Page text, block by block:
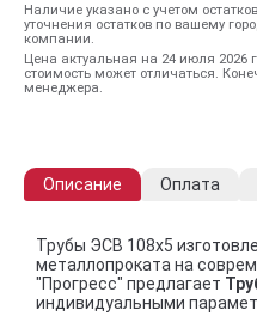
Наличие указано с учетом
уточнения остатков по вашему
компании.
Цена актуальная на 24 июля 2026
стоимость может отличаться.
менеджера.
Описание Оплата
Трубы ЭСВ 108х5
металлопроката на
"Прогресс" предлагает
индивидуальными